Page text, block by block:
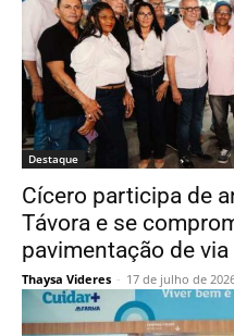
Destaque
Cícero participa de
Távora e se
pavimentação de
Thaysa Videres - 17 de julho de